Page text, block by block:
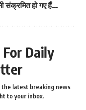
संक्रमित हो गए हैं…
For Daily
the latest breaking news
to your inbox.